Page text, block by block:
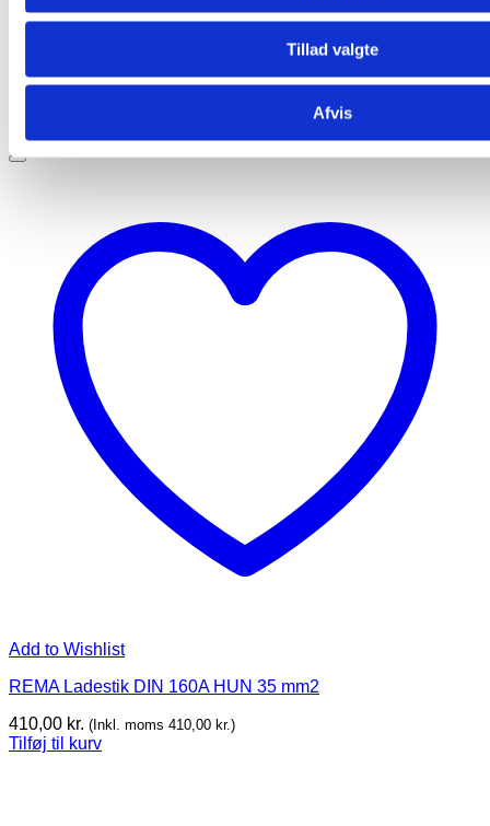
Tillad valgte
Afvis
Add to Wishlist
REMA Ladestik DIN 160A HUN 35 mm2
410,00 kr. (Inkl. moms 410,00 kr.)
Tilføj til kurv